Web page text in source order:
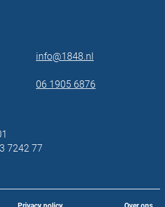
info@1848.nl
06 1905 6876
7242 77